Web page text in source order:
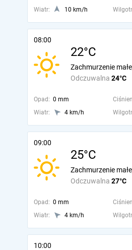
Wiatr: 10 km/h
08:00
22°C
Odczuwalna 24°C
Zachmurzenie
Opad: 0 mm
Wiatr:
4 km/h
09:00
25°C
Odczuwalna 27°C
Zachmurzenie
Opad: 0 mm
Wiatr:
4 km/h
10:00